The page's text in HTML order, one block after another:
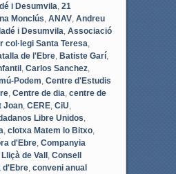
i Desumvila, 21
Monclús, ANAV, Andreu
i Desumvila, Associació
col·legi Santa Teresa,
de l'Ebre, Batiste Garí,
, Carlos Sanchez,
Podem, Centre d'Estudis
, Centre de dia, centre de
Joan, CERE, CiU,
Libre Unidos,
, clotxa Matem lo Bitxo,
d'Ebre, Companyia
de Vall , Consell
d'Ebre, conveni anual